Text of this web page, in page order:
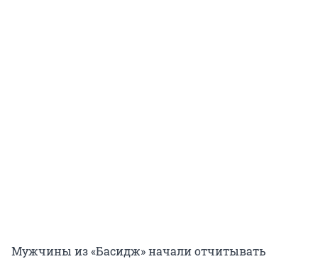
Мужчины из «Басидж» начали отчитывать